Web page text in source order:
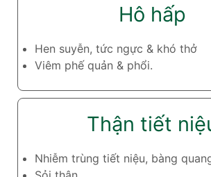
Hô hấp
Hen suyễn, tức ngực & khó thở
Viêm phế quản & phổi.
Thận tiết
Nhiễm trùng tiết niệu, bàng